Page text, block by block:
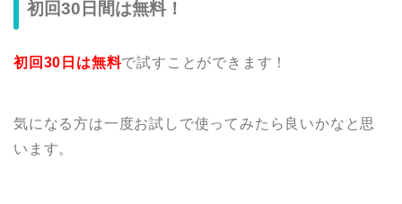
初回30日間は無料！
初回30日は無料で試すことができます！
気になる方は一度お試しで使ってみたら良いかなと思
います。